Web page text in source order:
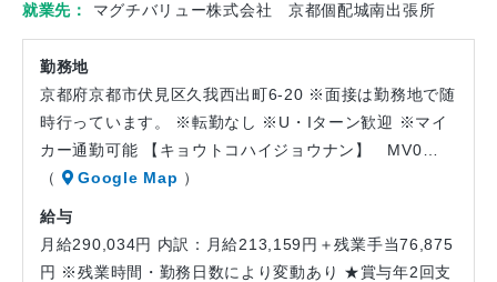
就業先 マグチバリュー株式会社 京都個配城南出張所
勤務地
京都府京都市伏見区久我西出町6-20 ※面接は勤務地で随
時行っています。 ※転勤なし ※U・Iターン歓迎 ※マイ
カー通勤可能 【キョウトコハイジョウナン】 MV0…
（
Google Map ）
給与
月給290,034円 内訳：月給213,159円＋残業手当76,875
円 ※残業時間・勤務日数により変動あり ★賞与年2回支